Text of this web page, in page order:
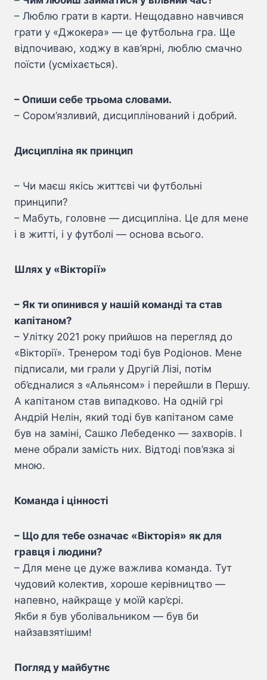
– Люблю грати в карти. Нещодавно навчився
грати у «Джокера» — це футбольна гра. Ще
відпочиваю, ходжу в кав’ярні, люблю смачно
поїсти (усміхається).
– Опиши себе трьома словами.
– Сором’язливий, дисциплінований і добрий.
Дисципліна як принцип
– Чи маєш якісь життєві чи футбольні
принципи?
– Мабуть, головне — дисципліна. Це для мене
і в житті, і у футболі — основа всього.
Шлях у «Вікторії»
– Як ти опинився у нашій команді та став
капітаном?
– Улітку 2021 року прийшов на перегляд до
«Вікторії». Тренером тоді був Родіонов. Мене
підписали, ми грали у Другій Лізі, потім
об’єдналися з «Альянсом» і перейшли в Першу.
А капітаном став випадково. На одній грі
Андрій Нелін, який тоді був капітаном саме
був на заміні, Сашко Лебеденко — захворів. І
мене обрали замість них. Відтоді пов’язка зі
мною.
Команда і цінності
– Що для тебе означає «Вікторія» як для
гравця і людини?
– Для мене це дуже важлива команда. Тут
чудовий колектив, хороше керівництво —
напевно, найкраще у моїй кар’єрі.
Якби я був уболівальником — був би
найзавзятішим!
Погляд у майбутнє